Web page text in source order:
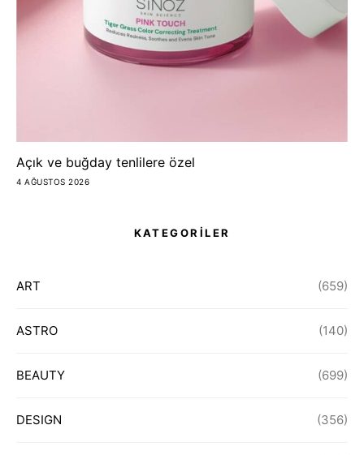
Açık ve buğday tenlilere özel
4 AĞUSTOS 2026
KATEGORİLER
ART (659)
ASTRO (140)
BEAUTY (699)
DESIGN (356)